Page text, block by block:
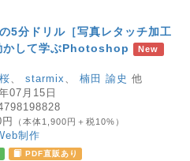
5分ドリル［写真レタッチ加工
かして学ぶPhotoshop
New
starmix 楠田 諭史 他
07月15日
（本体1,900円＋税10%）
制作
PDF直販あり